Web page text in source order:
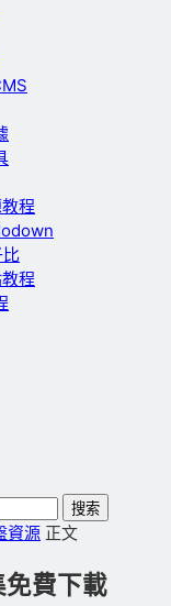
程
程
搜索
資源 正文
費下載